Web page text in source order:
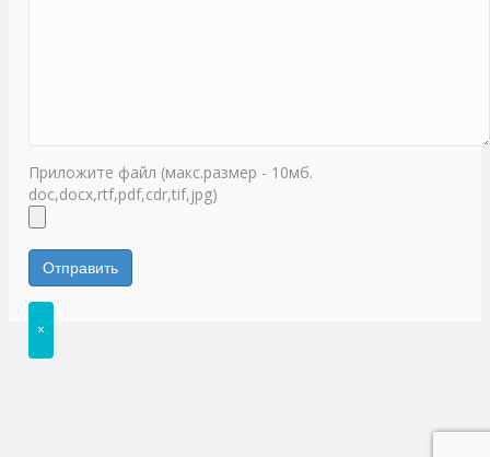
Приложите файл (макс.размер - 10мб.
doc,docx,rtf,pdf,cdr,tif,jpg)
×